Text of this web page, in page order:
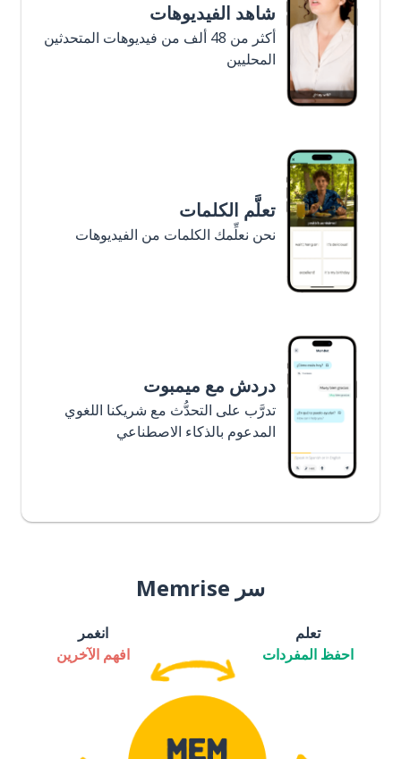
شاهد الفيديوهات
أكثر من 48 ألف من فيديوهات المتحدثين
المحليين
تعلَّم الكلمات
نحن نعلِّمك الكلمات من الفيديوهات
دردش مع ميمبوت
تدرَّب على التحدُّث مع شريكنا اللغوي
المدعوم بالذكاء الاصطناعي
سر Memrise
تعلم
احفظ المفردات
انغمر
افهم الآخرين